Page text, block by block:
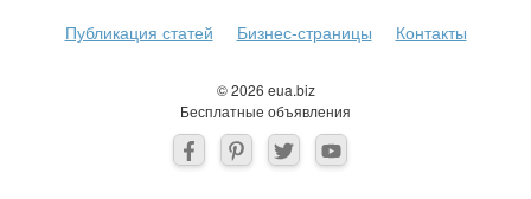
© 2026 eua.biz
Бесплатные объявления
Публикация статей
Бизнес-страницы Контакты